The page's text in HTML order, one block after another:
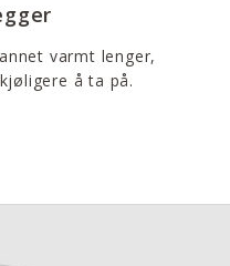
varmt lenger,
å ta på.